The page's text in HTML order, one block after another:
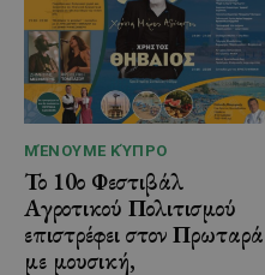
ΜΈΝΟΥΜΕ ΚΎΠΡΟ
Το 10ο Φεστιβάλ
Αγροτικού Πολιτισμού
επιστρέφει στον Πρωταρά
με μουσική,